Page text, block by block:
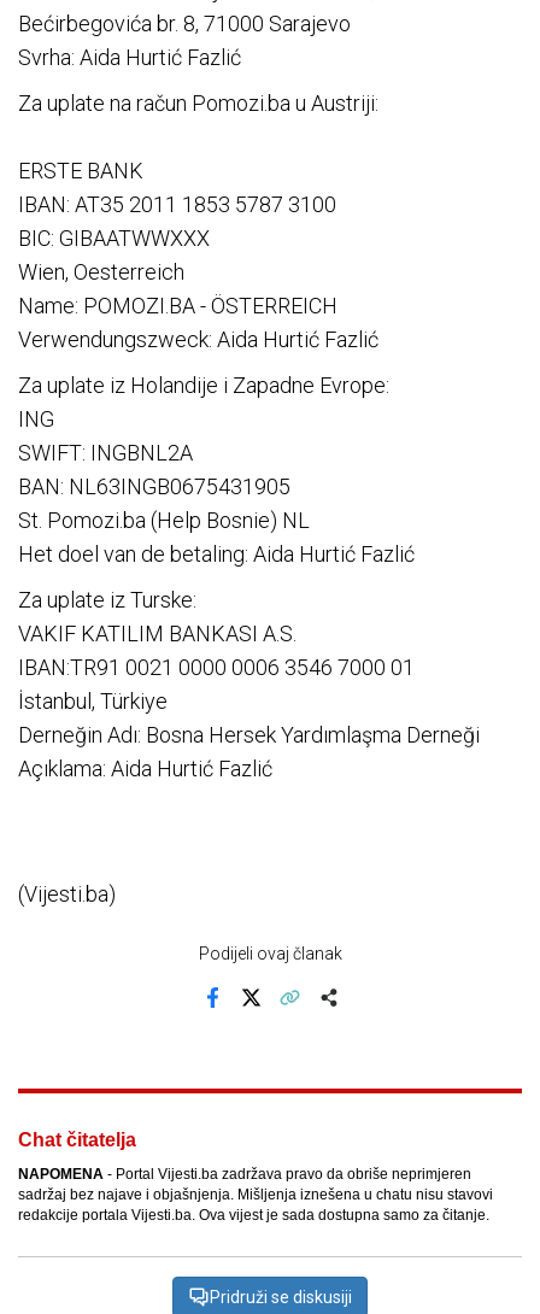
Bećirbegovića br. 8, 71000 Sarajevo
Svrha: Aida Hurtić Fazlić
Za uplate na račun Pomozi.ba u Austriji:
ERSTE BANK
IBAN: AT35 2011 1853 5787 3100
BIC: GIBAATWWXXX
Wien, Oesterreich
Name: POMOZI.BA - ÖSTERREICH
Verwendungszweck: Aida Hurtić Fazlić
Za uplate iz Holandije i Zapadne Evrope:
ING
SWIFT: INGBNL2A
BAN: NL63INGB0675431905
St. Pomozi.ba (Help Bosnie) NL
Het doel van de betaling: Aida Hurtić Fazlić
Za uplate iz Turske:
VAKIF KATILIM BANKASI A.S.
IBAN:TR91 0021 0000 0006 3546 7000 01
İstanbul, Türkiye
Derneğin Adı: Bosna Hersek Yardımlaşma Derneği
Açıklama: Aida Hurtić Fazlić
(Vijesti.ba)
Podijeli ovaj članak
Chat čitatelja
NAPOMENA - Portal Vijesti.ba zadržava pravo da obriše neprimjeren
sadržaj bez najave i objašnjenja. Mišljenja iznešena u chatu nisu stavovi
redakcije portala Vijesti.ba. Ova vijest je sada dostupna samo za čitanje.
Pridruži se diskusiji